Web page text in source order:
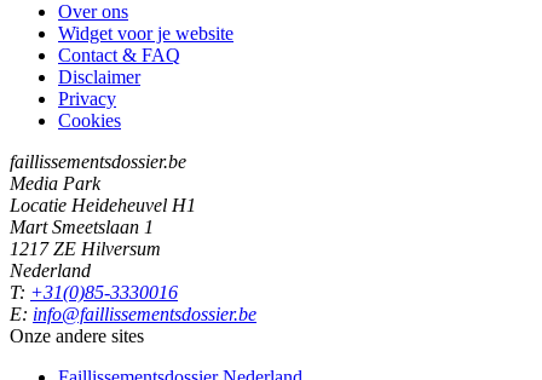
Over ons
Widget voor je website
Contact & FAQ
Disclaimer
Privacy
Cookies
faillissementsdossier.be
Media Park
Locatie Heideheuvel H1
Mart Smeetslaan 1
1217 ZE Hilversum
Nederland
T: +31(0)85-3330016
E: info@faillissementsdossier.be
Onze andere sites